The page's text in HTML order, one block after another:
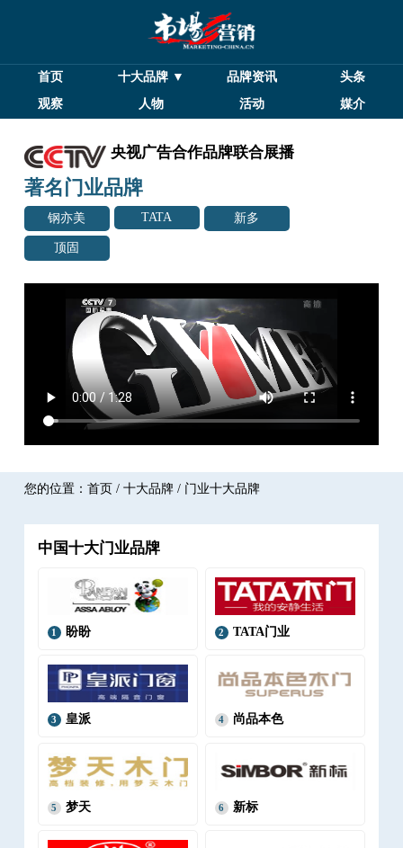
首页 十大品牌 ▼ 品牌资讯
头条
观察
人物 活动 媒介
央视广告合作品牌联合展播
著名门业品牌
钢亦美 TATA 新多
顶固
您的位置： 首页/ 十大品牌/ 门业十大品牌
中国十大门业品牌
1 盼盼 2 TATA门业
3 皇派 4 尚品本色
5 梦天 6 新标